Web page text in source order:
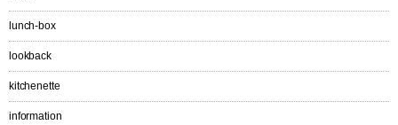
lunch-box
lookback
kitchenette
information